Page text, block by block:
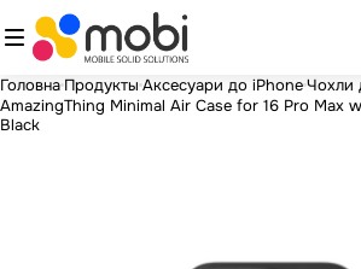
Головна Продукты Аксесуари до iPhoneЧохли
AmazingThing Minimal Air Case for 16 Pro Max
Black